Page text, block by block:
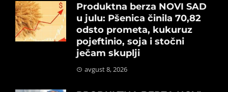
Produktna berza NOVI SAD
u julu: Pšenica činila 70,82
odsto prometa, kukuruz
pojeftinio, soja i stočni
ječam skuplji
avgust 8, 2026